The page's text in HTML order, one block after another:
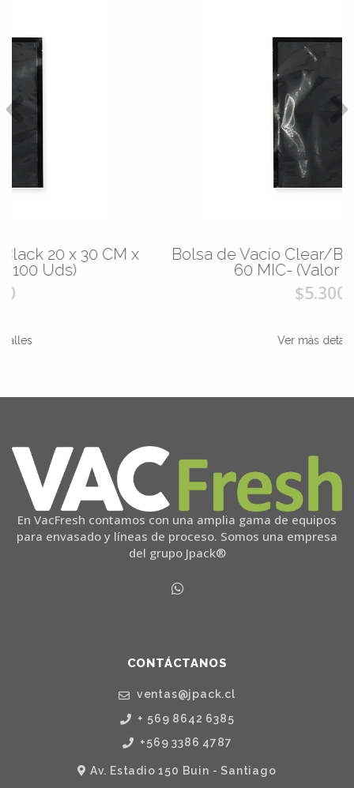
Bolsa de Vacío Clear/Black 20 x 25 CM x
60 MIC- (Valor 100 Uds)
En VacFresh contamos con una amplia gama de equipos
para envasado y líneas de proceso. Somos una empresa
del grupo Jpack®
CONTÁCTANOS
ventas@jpack.cl
+ 569 8642 6385
+569 3386 4787
Av. Estadio 150 Buin - Santiago